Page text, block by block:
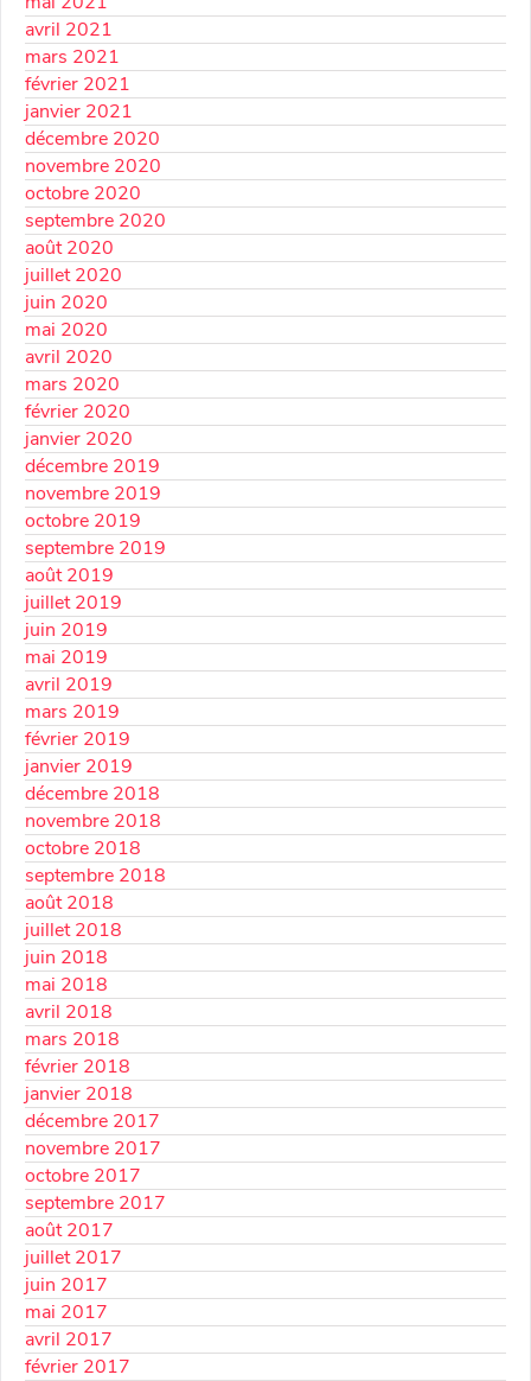
avril 2021
mars 2021
février 2021
janvier 2021
décembre 2020
novembre 2020
octobre 2020
septembre 2020
août 2020
juillet 2020
juin 2020
mai 2020
avril 2020
mars 2020
février 2020
janvier 2020
décembre 2019
novembre 2019
octobre 2019
septembre 2019
août 2019
juillet 2019
juin 2019
mai 2019
avril 2019
mars 2019
février 2019
janvier 2019
décembre 2018
novembre 2018
octobre 2018
septembre 2018
août 2018
juillet 2018
juin 2018
mai 2018
avril 2018
mars 2018
février 2018
janvier 2018
décembre 2017
novembre 2017
octobre 2017
septembre 2017
août 2017
juillet 2017
juin 2017
mai 2017
avril 2017
février 2017